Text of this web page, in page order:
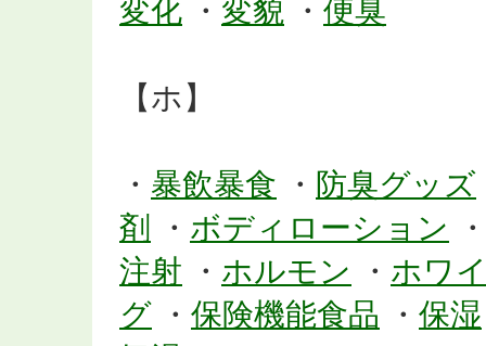
変化 ・ 変貌 ・ 便臭
【ホ】
・ 暴飲暴食 ・ 防臭グッズ
剤
・ ボディローション
注射 ・ ホルモン ・ ホワ
グ ・ 保険機能食品 ・ 保湿